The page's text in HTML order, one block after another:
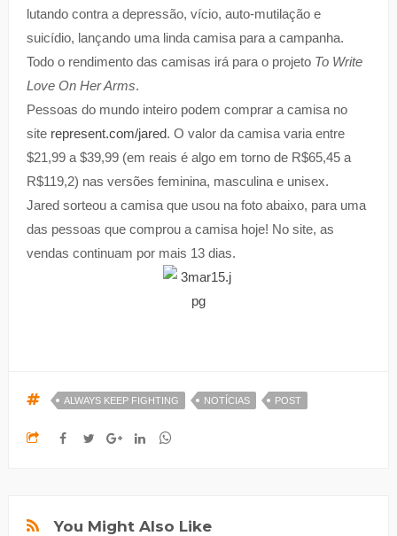
lutando contra a depressão, vício, auto-mutilação e
suicídio, lançando uma linda camisa para a campanha.
Todo o rendimento das camisas irá para o projeto To Write
Love On Her Arms.
Pessoas do mundo inteiro podem comprar a camisa no
site represent.com/jared. O valor da camisa varia entre
$21,99 a $39,99 (em reais é algo em torno de R$65,45 a
R$119,2) nas versões feminina, masculina e unisex.
Jared sorteou a camisa que usou na foto abaixo, para uma
das pessoas que comprou a camisa hoje! No site, as
vendas continuam por mais 13 dias.
ALWAYS KEEP FIGHTING NOTÍCIAS POST
You Might Also Like